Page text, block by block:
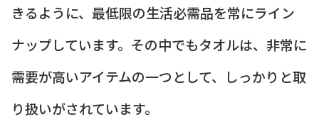
きるように、最低限の生活必需品を常にライン
ナップしています。その中でもタオルは、非常に
需要が高いアイテムの一つとして、しっかりと取
り扱いがされています。